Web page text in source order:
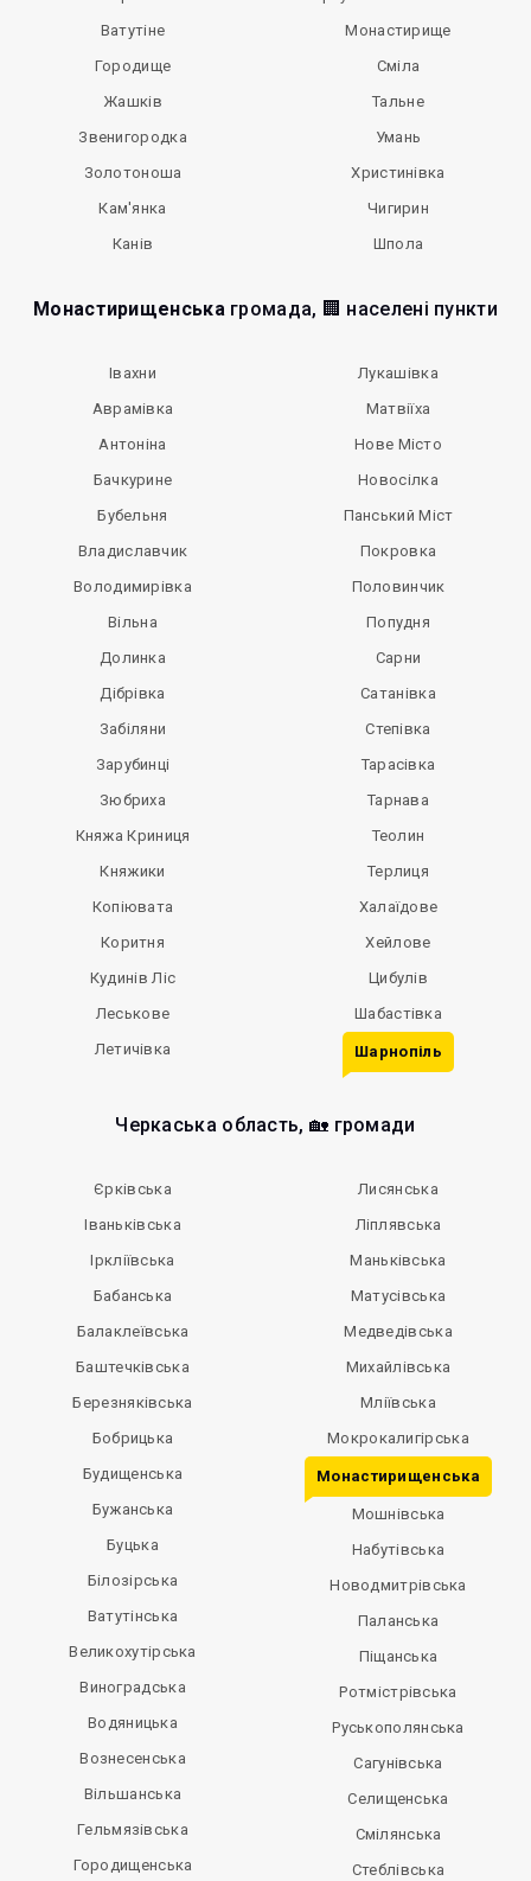
Ватутіне
Городище
Жашків
Звенигородка
Золотоноша
Кам'янка
Канів
Монастирище
Сміла
Тальне
Умань
Христинівка
Чигирин
Шпола
Монастирищенськагромада, 🏢 населені пункти
Івахни
Аврамівка
Антоніна
Бачкурине
Бубельня
Владиславчик
Володимирівка
Вільна
Долинка
Дібрівка
Забіляни
Зарубинці
Зюбриха
Княжа Криниця
Княжики
Копіювата
Коритня
Кудинів Ліс
Леськове
Летичівка
Лукашівка
Матвіїха
Нове Місто
Новосілка
Панський Міст
Покровка
Половинчик
Попудня
Сарни
Сатанівка
Степівка
Тарасівка
Тарнава
Теолин
Терлиця
Халаїдове
Хейлове
Цибулів
Шабастівка
Шарнопіль
Черкаська область, 🏡 громади
Єрківська
Іваньківська
Іркліївська
Бабанська
Балаклеївська
Баштечківська
Березняківська
Бобрицька
Будищенська
Бужанська
Буцька
Білозірська
Ватутінська
Великохутірська
Виноградська
Водяницька
Вознесенська
Вільшанська
Гельмязівська
Городищенська
Лисянська
Ліплявська
Маньківська
Матусівська
Медведівська
Михайлівська
Мліївська
Мокрокалигірська
Монастирищенська
Мошнівська
Набутівська
Новодмитрівська
Паланська
Піщанська
Ротмістрівська
Руськополянська
Сагунівська
Селищенська
Смілянська
Стеблівська